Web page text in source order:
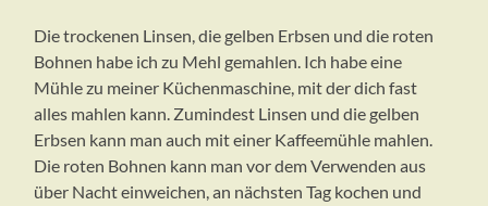
Die trockenen Linsen, die gelben Erbsen und die roten
Bohnen habe ich zu Mehl gemahlen. Ich habe eine
Mühle zu meiner Küchenmaschine, mit der dich fast
alles mahlen kann. Zumindest Linsen und die gelben
Erbsen kann man auch mit einer Kaffeemühle mahlen.
Die roten Bohnen kann man vor dem Verwenden aus
über Nacht einweichen, an nächsten Tag kochen und